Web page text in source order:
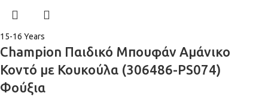
15-16 Years
Champion Παιδικό Μπουφάν Αμάνικο
Κοντό με Κουκούλα (306486-PS074)
Φούξια